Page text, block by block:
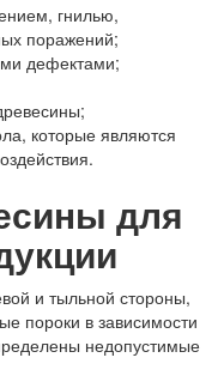
гнилью,
поражений;
дефектами;
которые являются
для
и тыльной стороны,
пороки в зависимости
недопустимые